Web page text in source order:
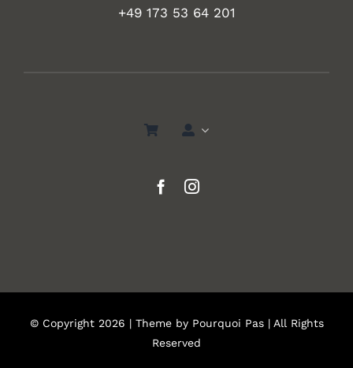
+49 173 53 64 201
© Copyright 2026 | Theme by Pourquoi Pas| All Rights
Reserved